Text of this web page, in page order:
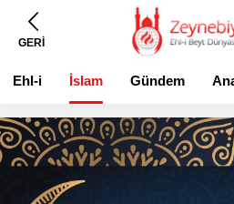
GERİ
Ehl-i
Beyt
İslam Gündem